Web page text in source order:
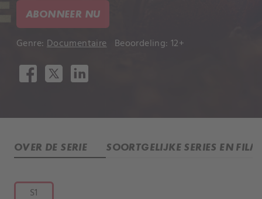
ABONNEER NU
Genre: Documentaire Beoordeling: 12+
OVER DE SERIE SOORTGELIJKE SERIES EN
S1